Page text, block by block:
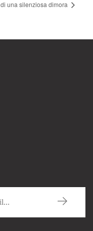
di una silenziosa dimora